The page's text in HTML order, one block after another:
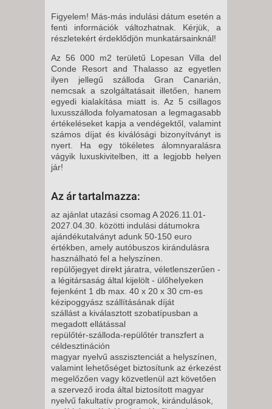
12 NAP / 11 ÉJSZAKA
2026. NOVEMBER 02., HÉTFŐ -
8 NAP / 7 ÉJSZAKA
2026. NOVEMBER 02., HÉTFŐ -
5 NAP / 4 ÉJSZAKA
2026. NOVEMBER 03., KEDD -
5 NAP / 4 ÉJSZAKA
2026. NOVEMBER 03., KEDD -
12 NAP / 11 ÉJSZAKA
2026. NOVEMBER 03., KEDD -
2026. NOVEMBER 04., SZERDA
-
8 NAP / 7 ÉJSZAKA
2026. NOVEMBER 06., PÉNTEK
-
11 NAP / 10 ÉJSZAKA
2026. NOVEMBER 06., PÉNTEK
-
8 NAP / 7 ÉJSZAKA
2026. NOVEMBER 07.,
SZOMBAT -
8 NAP / 7 ÉJSZAKA
Figyelem! Más-más indulási dátum esetén a
fenti információk változhatnak. Kérjük, a
részletekért érdeklődjön munkatársainknál!
Az 56 000 m2 területű Lopesan Villa del
Conde Resort and Thalasso az egyetlen
ilyen jellegű szálloda Gran Canarián,
nemcsak a szolgáltatásait illetően, hanem
egyedi kialakítása miatt is. Az 5 csillagos
luxusszálloda folyamatosan a legmagasabb
értékeléseket kapja a vendégektől, valamint
számos díjat és kiválósági bizonyítványt is
nyert. Ha egy tökéletes álomnyaralásra
vágyik luxuskivitelben, itt a legjobb helyen
jár!
Az ár tartalmazza:
az ajánlat utazási csomag A 2026.11.01-
2027.04.30. közötti indulási dátumokra
ajándékutalványt adunk 50-150 euro
értékben, amely autóbuszos kirándulásra
használható fel a helyszínen.
repülőjegyet direkt járatra, véletlenszerűen -
a légitársaság által kijelölt - ülőhelyeken
fejenként 1 db max. 40 x 20 x 30 cm-es
kézipoggyász szállításának díját
szállást a kiválasztott szobatípusban a
megadott ellátással
repülőtér-szálloda-repülőtér transzfert a
céldesztináción
magyar nyelvű asszisztenciát a helyszínen,
valamint lehetőséget biztosítunk az érkezést
megelőzően vagy közvetlenül azt követően
a szervező iroda által biztosított magyar
nyelvű fakultatív programok, kirándulások,